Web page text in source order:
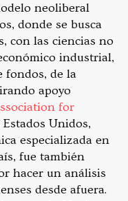
neoliberal
donde se busca
con las ciencias no
industrial,
fondos, de la
apoyo
for
Unidos,
especializada en
fue también
hacer un análisis
desde afuera.